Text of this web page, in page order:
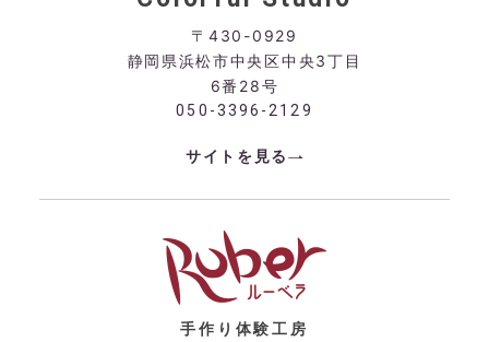
〒430-0929
静岡県浜松市中央区中央3丁目
6番28号
050-3396-2129
サイトを見る
手作り体験工房